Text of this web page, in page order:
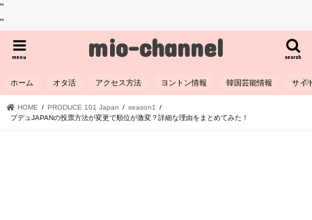
"
"
mio-channel search
menu
ホーム オタ活 アクセス方法 ヨントン情報 韓国芸能情報 サイ
HOME PRODUCE 101 Japan
season1
プデュJAPANの投票方法が変更で順位が激変？詳細な理由をまとめてみた！